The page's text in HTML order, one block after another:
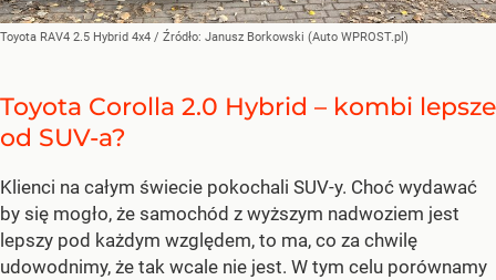
Toyota RAV4 2.5 Hybrid 4x4 / Źródło: Janusz Borkowski (Auto WPROST.pl)
Toyota Corolla 2.0 Hybrid – kombi lepsze
od SUV-a?
Klienci na całym świecie pokochali SUV-y. Choć wydawać
by się mogło, że samochód z wyższym nadwoziem jest
lepszy pod każdym względem, to ma, co za chwilę
udowodnimy, że tak wcale nie jest. W tym celu porównamy